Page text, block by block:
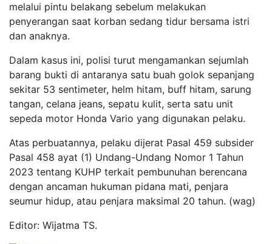
melalui pintu belakang sebelum melakukan
penyerangan saat korban sedang tidur bersama istri
dan anaknya.
Dalam kasus ini, polisi turut mengamankan sejumlah
barang bukti di antaranya satu buah golok sepanjang
sekitar 53 sentimeter, helm hitam, buff hitam, sarung
tangan, celana jeans, sepatu kulit, serta satu unit
sepeda motor Honda Vario yang digunakan pelaku.
Atas perbuatannya, pelaku dijerat Pasal 459 subsider
Pasal 458 ayat (1) Undang-Undang Nomor 1 Tahun
2023 tentang KUHP terkait pembunuhan berencana
dengan ancaman hukuman pidana mati, penjara
seumur hidup, atau penjara maksimal 20 tahun. (wag)
Editor: Wijatma TS.